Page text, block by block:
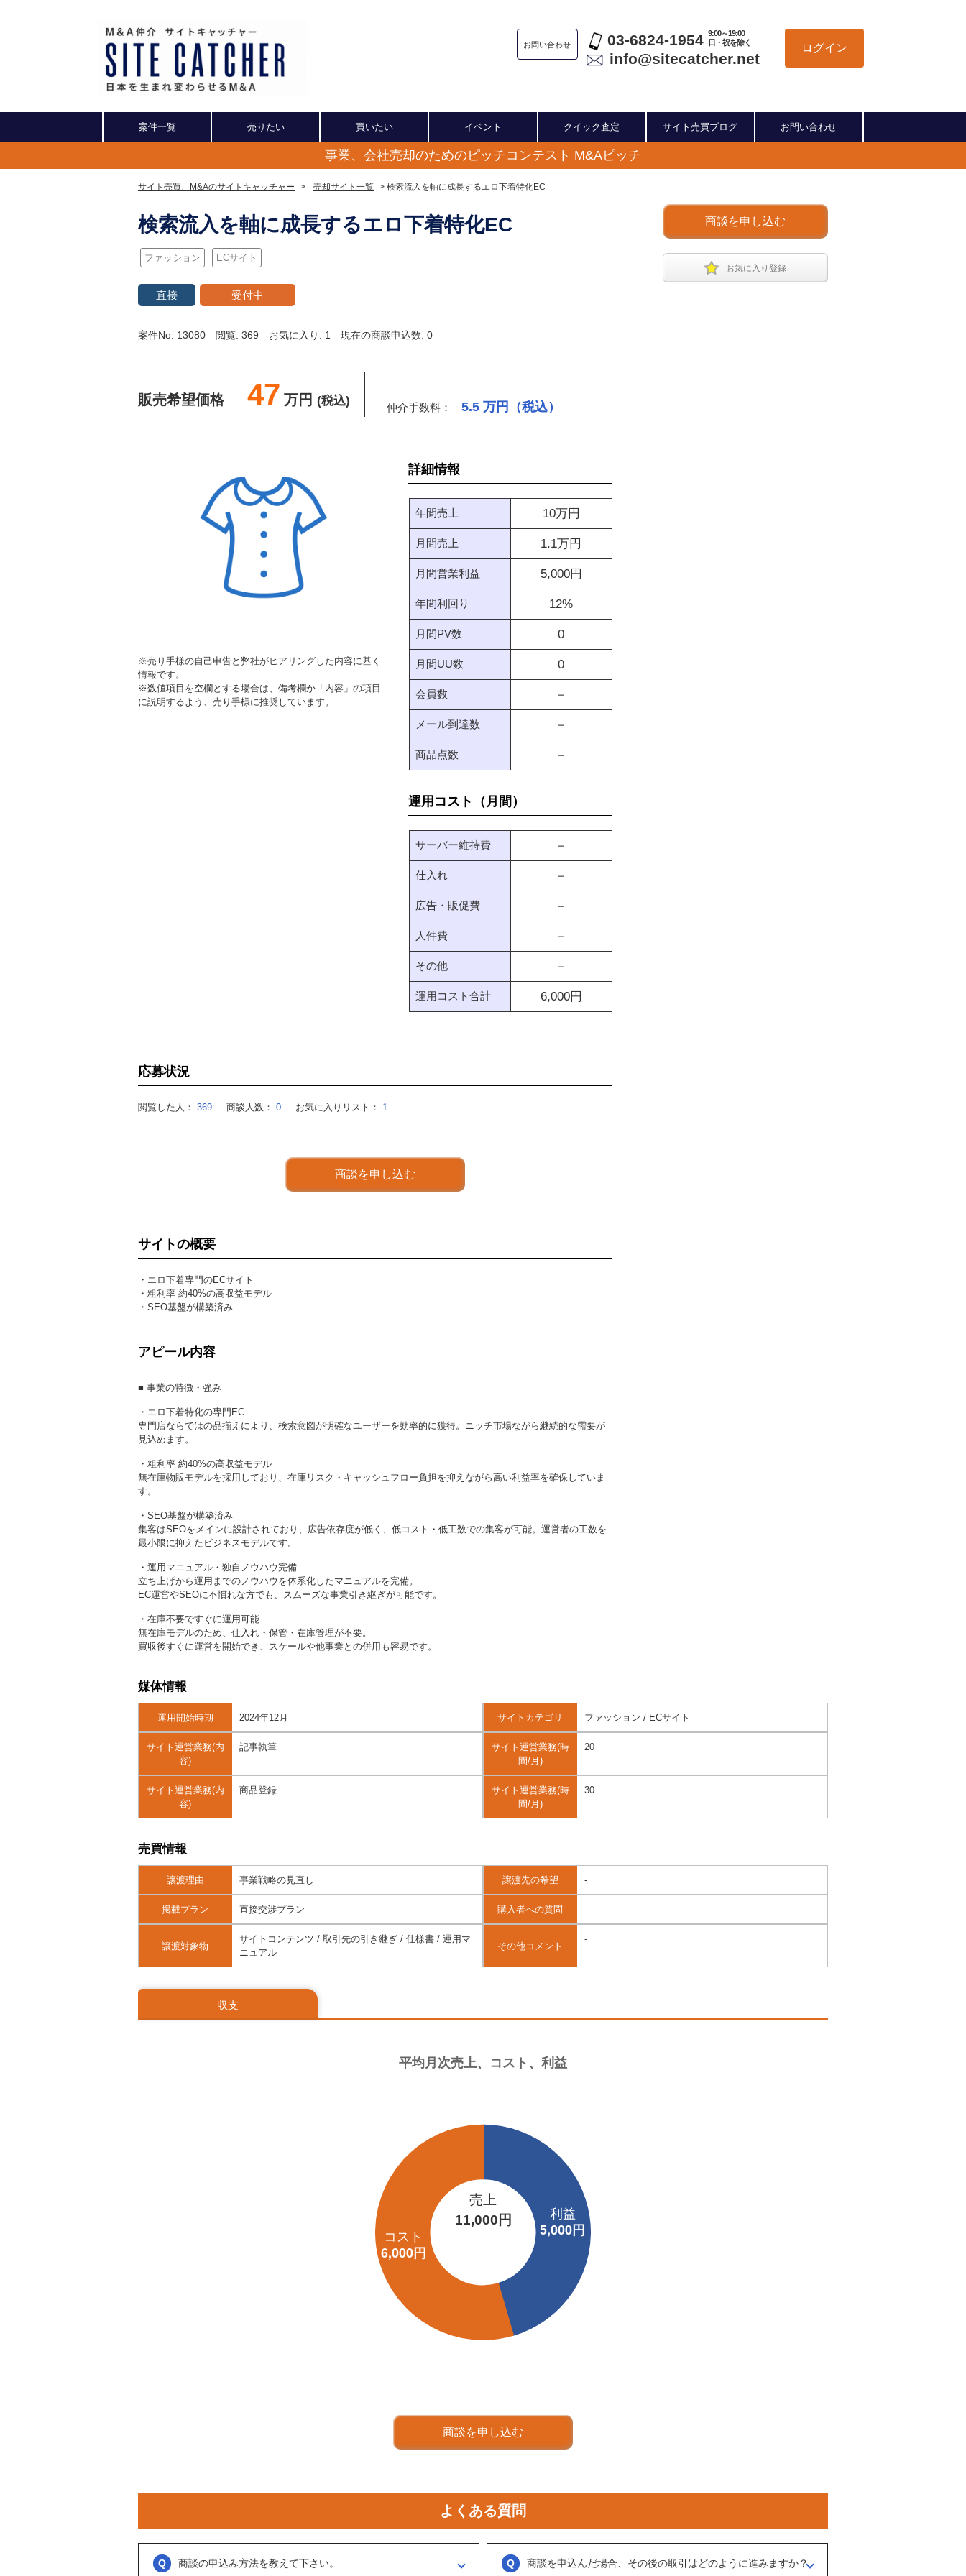
お問い合わせ 03-6824-1954 9:00～19:00
日・祝を除く
info@sitecatcher.net
ログイン
案件一覧 売りたい 買いたい イベント クイック査定 サイト売買ブログ お問い合わせ
事業、会社売却のためのピッチコンテスト M&Aピッチ
サイト売買、M&Aのサイトキャッチャー > 売却サイト一覧 > 検索流入を軸に成長するエロ下着特化EC
商談を申し込む
お気に入り登録
検索流入を軸に成長するエロ下着特化EC
ファッション ECサイト
直接 受付中
案件No. 13080 閲覧: 369 お気に入り: 1 現在の商談申込数: 0
販売希望価格 47 万円 (税込) 仲介手数料： 5.5 万円（税込）
※売り手様の自己申告と弊社がヒアリングした内容に基く
情報です。
※数値項目を空欄とする場合は、備考欄か「内容」の項目
に説明するよう、売り手様に推奨しています。
詳細情報
年間売上 10万円
月間売上 1.1万円
月間営業利益 5,000円
年間利回り 12%
月間PV数 0
月間UU数 0
会員数 －
メール到達数 －
商品点数 －
運用コスト（月間）
サーバー維持費 －
仕入れ －
広告・販促費 －
人件費 －
その他 －
運用コスト合計 6,000円
応募状況
閲覧した人： 369 商談人数： 0 お気に入りリスト： 1
商談を申し込む
サイトの概要
・エロ下着専門のECサイト
・粗利率 約40%の高収益モデル
・SEO基盤が構築済み
アピール内容
■ 事業の特徴・強み
・エロ下着特化の専門EC
専門店ならではの品揃えにより、検索意図が明確なユーザーを効率的に獲得。ニッチ市場ながら継続的な需要が
見込めます。
・粗利率 約40%の高収益モデル
無在庫物販モデルを採用しており、在庫リスク・キャッシュフロー負担を抑えながら高い利益率を確保していま
す。
・SEO基盤が構築済み
集客はSEOをメインに設計されており、広告依存度が低く、低コスト・低工数での集客が可能。運営者の工数を
最小限に抑えたビジネスモデルです。
・運用マニュアル・独自ノウハウ完備
立ち上げから運用までのノウハウを体系化したマニュアルを完備。
EC運営やSEOに不慣れな方でも、スムーズな事業引き継ぎが可能です。
・在庫不要ですぐに運用可能
無在庫モデルのため、仕入れ・保管・在庫管理が不要。
買収後すぐに運営を開始でき、スケールや他事業との併用も容易です。
媒体情報
運用開始時期 2024年12月 サイトカテゴリ ファッション / ECサイト
サイト運営業務(内
容)
記事執筆
サイト運営業務(時
間/月)
20
サイト運営業務(内
容)
商品登録
サイト運営業務(時
間/月)
30
売買情報
譲渡理由 事業戦略の見直し 譲渡先の希望 -
掲載プラン 直接交渉プラン 購入者への質問 -
譲渡対象物
サイトコンテンツ / 取引先の引き継ぎ / 仕様書 / 運用マ
ニュアル
その他コメント
-
収支
売上
11,000円
商談を申し込む
よくある質問
商談の申込み方法を教えて下さい。 商談を申込んだ場合、その後の取引はどのように進みますか？